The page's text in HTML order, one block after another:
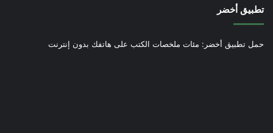
تطبيق أخضر
حمل تطبيق أخضر: مئات ملخصات الكتب على هاتفك بدون إنترنت